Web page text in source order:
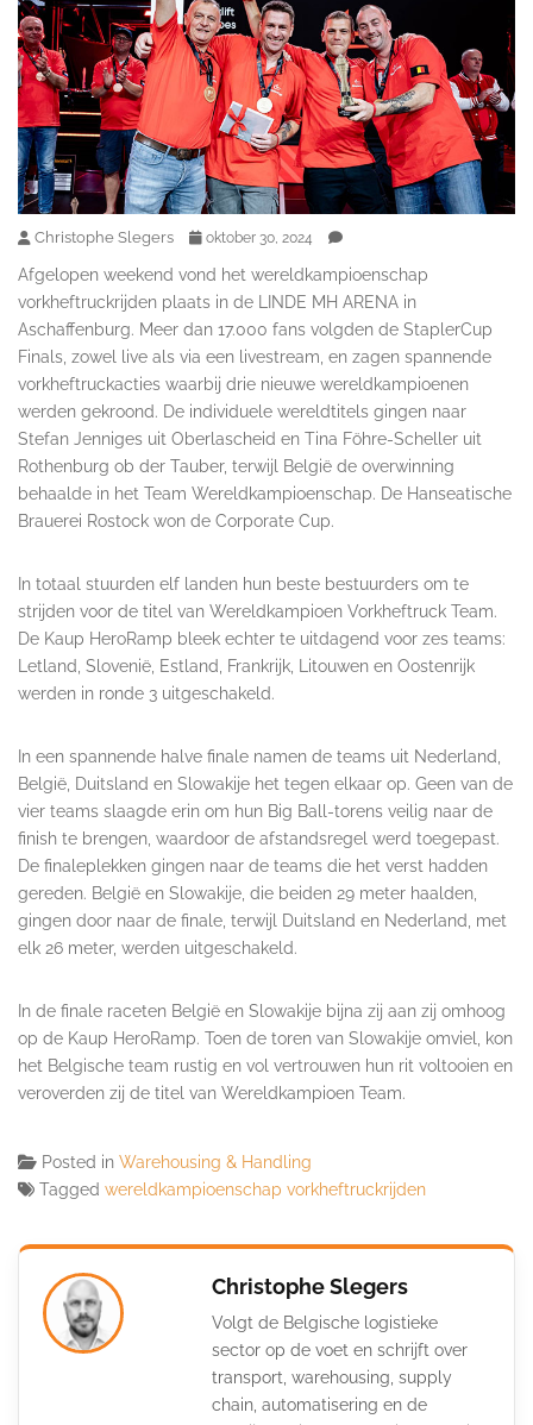
Christophe Slegers oktober 30, 2024
Afgelopen weekend vond het wereldkampioenschap
vorkheftruckrijden plaats in de LINDE MH ARENA in
Aschaffenburg. Meer dan 17.000 fans volgden de StaplerCup
Finals, zowel live als via een livestream, en zagen spannende
vorkheftruckacties waarbij drie nieuwe wereldkampioenen
werden gekroond. De individuele wereldtitels gingen naar
Stefan Jenniges uit Oberlascheid en Tina Föhre-Scheller uit
Rothenburg ob der Tauber, terwijl België de overwinning
behaalde in het Team Wereldkampioenschap. De Hanseatische
Brauerei Rostock won de Corporate Cup.
In totaal stuurden elf landen hun beste bestuurders om te
strijden voor de titel van Wereldkampioen Vorkheftruck Team.
De Kaup HeroRamp bleek echter te uitdagend voor zes teams:
Letland, Slovenië, Estland, Frankrijk, Litouwen en Oostenrijk
werden in ronde 3 uitgeschakeld.
In een spannende halve finale namen de teams uit Nederland,
België, Duitsland en Slowakije het tegen elkaar op. Geen van de
vier teams slaagde erin om hun Big Ball-torens veilig naar de
finish te brengen, waardoor de afstandsregel werd toegepast.
De finaleplekken gingen naar de teams die het verst hadden
gereden. België en Slowakije, die beiden 29 meter haalden,
gingen door naar de finale, terwijl Duitsland en Nederland, met
elk 26 meter, werden uitgeschakeld.
In de finale raceten België en Slowakije bijna zij aan zij omhoog
op de Kaup HeroRamp. Toen de toren van Slowakije omviel, kon
het Belgische team rustig en vol vertrouwen hun rit voltooien en
veroverden zij de titel van Wereldkampioen Team.
Posted in Warehousing & Handling
Tagged wereldkampioenschap vorkheftruckrijden
Christophe Slegers
Volgt de Belgische logistieke
sector op de voet en schrijft over
transport, warehousing, supply
chain, automatisering en de